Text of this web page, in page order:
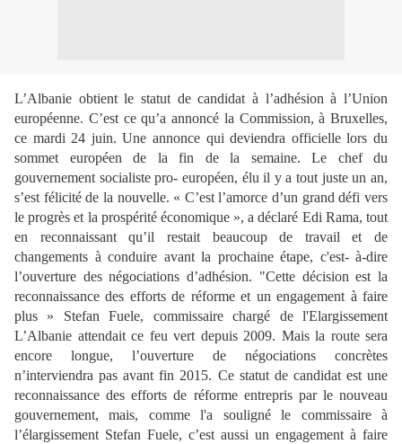
L’Albanie obtient le statut de candidat à l’adhésion à l’Union
européenne. C’est ce qu’a annoncé la Commission, à Bruxelles,
ce mardi 24 juin. Une annonce qui deviendra officielle lors du
sommet européen de la fin de la semaine. Le chef du
gouvernement socialiste pro- européen, élu il y a tout juste un an,
s’est félicité de la nouvelle. « C’est l’amorce d’un granddéfi vers
le progrès et la prospérité économique », a déclaré Edi Rama, tout
en reconnaissantqu’il restait beaucoup de travail et de
changements à conduire avant la prochaine étape, c'est- à-dire
l’ouverture des négociations d’adhésion. "Cette décision est la
reconnaissance des efforts de réforme et un engagement à faire
plus » Stefan Fuele, commissaire chargé de l'Elargissement
L’Albanie attendait ce feu vert depuis 2009. Mais la route sera
encore longue, l’ouverture de négociations concrètes
n’interviendra pas avant fin 2015. Ce statut de candidat est une
reconnaissance des efforts de réforme entrepris par le nouveau
gouvernement, mais, comme l'a souligné le commissaire à
l’élargissement Stefan Fuele, c’est aussi un engagement à faire